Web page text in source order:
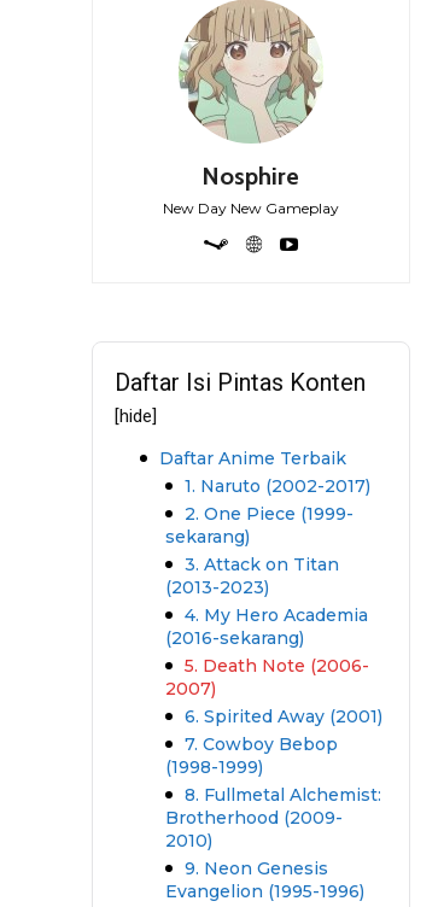
Nosphire
New Day New Gameplay
Daftar Isi Pintas Konten
[hide]
Daftar Anime Terbaik
1. Naruto (2002-2017)
2. One Piece (1999-
sekarang)
3. Attack on Titan
(2013-2023)
4. My Hero Academia
(2016-sekarang)
5. Death Note (2006-
2007)
6. Spirited Away (2001)
7. Cowboy Bebop
(1998-1999)
8. Fullmetal Alchemist:
Brotherhood (2009-
2010)
9. Neon Genesis
Evangelion (1995-1996)